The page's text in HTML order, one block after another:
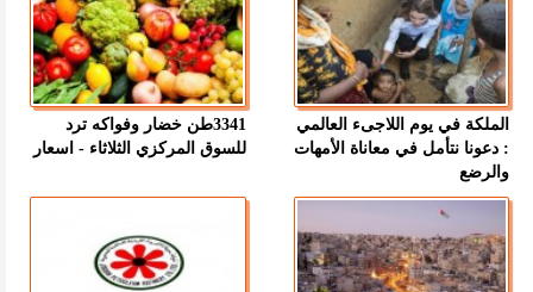
الملكة في يوم اللاجىء العالمي
: دعونا نتأمل في معاناة الأمهات
والرضع
3341طن خضار وفواكه ترد
للسوق المركزي الثلاثاء - اسعار